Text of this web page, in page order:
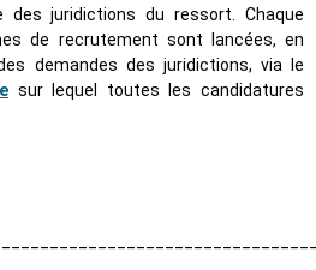
des juridictions du ressort. Chaque
de recrutement sont lancées, en
demandes des juridictions, via le
sur lequel toutes les candidatures